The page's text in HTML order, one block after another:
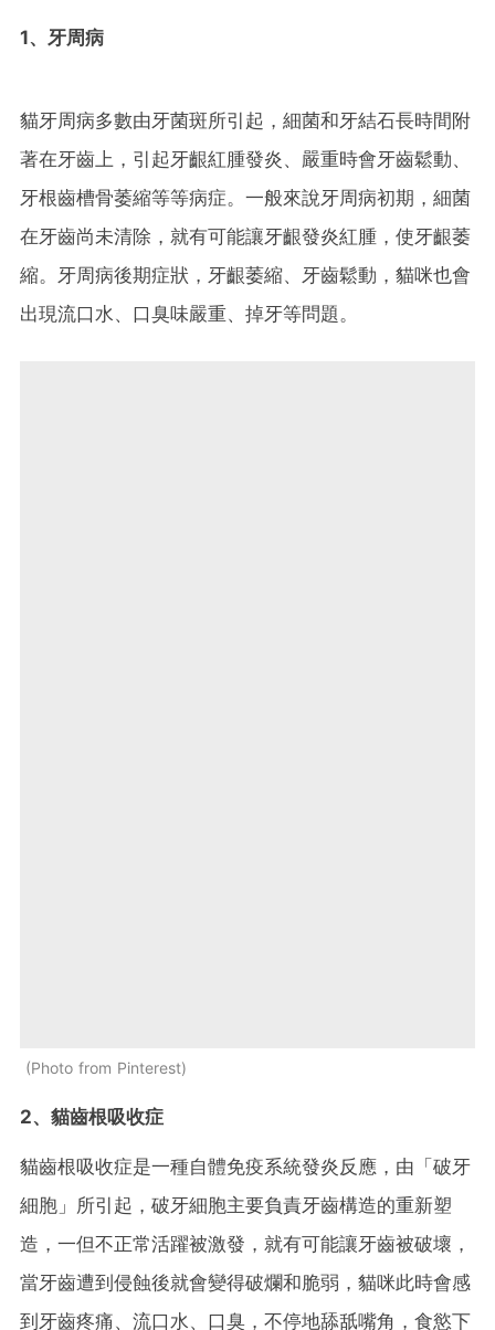
1、牙周病
貓牙周病多數由牙菌斑所引起，細菌和牙結石長時間附
著在牙齒上，引起牙齦紅腫發炎、嚴重時會牙齒鬆動、
牙根齒槽骨萎縮等等病症。一般來說牙周病初期，細菌
在牙齒尚未清除，就有可能讓牙齦發炎紅腫，使牙齦萎
縮。牙周病後期症狀，牙齦萎縮、牙齒鬆動，貓咪也會
出現流口水、口臭味嚴重、掉牙等問題。
Photo from Pinterest
2、貓齒根吸收症
貓齒根吸收症是一種自體免疫系統發炎反應，由「破牙
細胞」所引起，破牙細胞主要負責牙齒構造的重新塑
造，一但不正常活躍被激發，就有可能讓牙齒被破壞，
當牙齒遭到侵蝕後就會變得破爛和脆弱，貓咪此時會感
到牙齒疼痛、流口水、口臭，不停地舔舐嘴角，食慾下